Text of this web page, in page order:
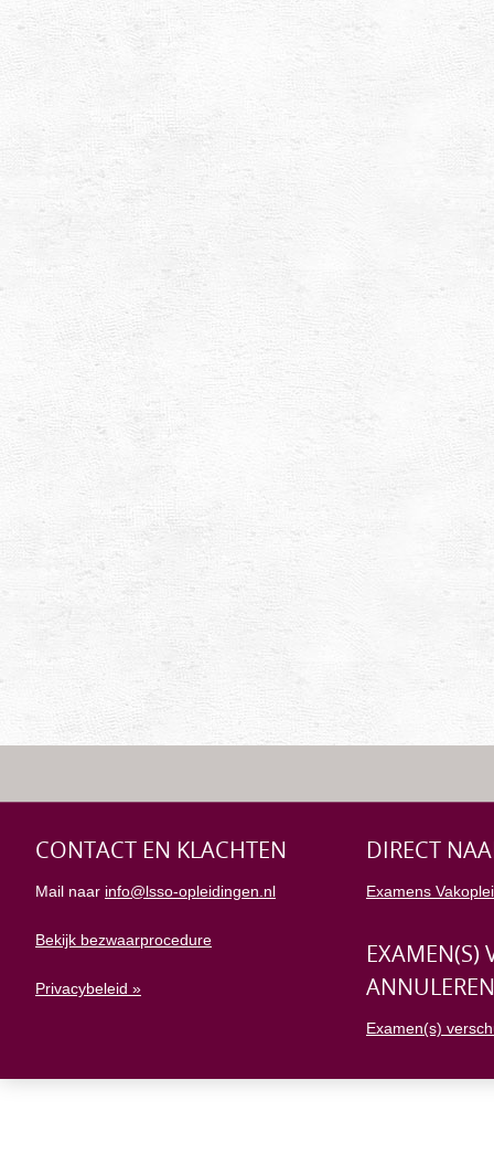
CONTACT EN KLACHTEN
Mail naar info@lsso-opleidingen.nl
Bekijk bezwaarprocedure
Privacybeleid »
DIRECT
Examens
EXAMEN(S)
ANNULEREN
Examen(s)